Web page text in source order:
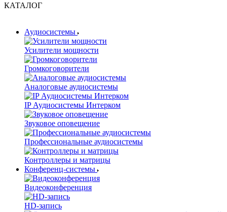
КАТАЛОГ
Аудиосистемы
Усилители мощности
Громкоговорители
Аналоговые аудиосистемы
IP Аудиосистемы Интерком
Звуковое оповещение
Профессиональные аудиосистемы
Контроллеры и матрицы
Конференц-системы
Видеоконференция
HD-запись